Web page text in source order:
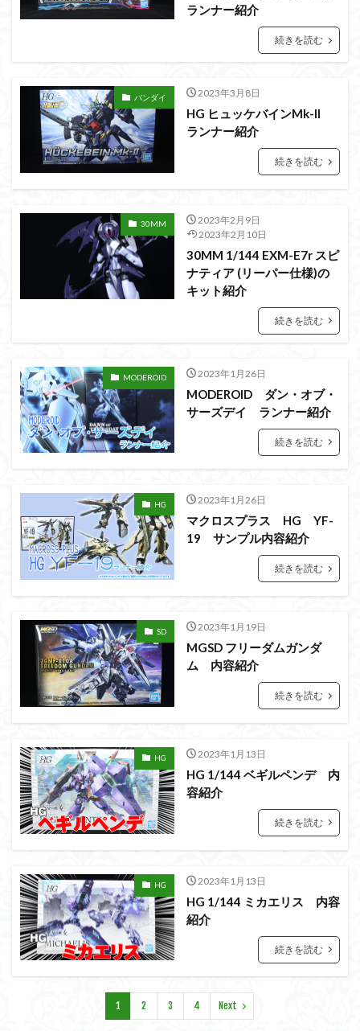
ランナー紹介
続きを読む
バンダイ 2023年3月8日
HG ヒュッケバインMk-II
ランナー紹介
続きを読む
30MM
2023年2月9日
2023年2月10日
30MM 1/144 EXM-E7r スピ
ナティア (リーパー仕様)の
キット紹介
続きを読む
MODEROID 2023年1月26日
MODEROID ダン・オブ・
サーズデイ ランナー紹介
続きを読む
HG 2023年1月26日
マクロスプラス HG YF-
19 サンプル内容紹介
続きを読む
SD 2023年1月19日
MGSD フリーダムガンダ
ム 内容紹介
続きを読む
HG 2023年1月13日
HG 1/144 ベギルペンデ 内
容紹介
続きを読む
HG 2023年1月13日
HG 1/144 ミカエリス 内容
紹介
続きを読む
1 2 3 4 Next
ゲッターアーク
ゲート処理
ゲート処理追加
ゴーダンナー
サムネ
シタデル
シタデルカラー
シャニマス
シンエヴァンゲリオン
シンデュアリティ
シン・エヴァンゲリオン劇場版
スパロボＯＧ
スミ入れ
スーパーロボット大戦
スーパーロボット大戦OG
セブンイレブン
ゼノギアス
ゾンビノイド
ダイスdeシタデル
ダメージ表現
チトセリウム
ティタノマキア
ドラゴンボール
ドラゴンボールZ
ナイチンゲール
ナデシコ
ハイパークロームAg
バトローグ
バンダイ
パトレイバー
パーツ紹介
ビルドメタバース
ファフナー
フィギュア
フィギュアライズスタンダード
フィギュアライズ・ラボ
フォーゼ
フルメカニクス
フル塗装
フレームアームズ・ガール
フレームミュージック・ガール
ブレンパワード
プラノサウルス
プラフィア
プラモ
プラモデル
プラモ紹介
プレミアムバンダイ
マクロスΔ
マクロスデルタ
マクロス７
マジンガーZ
マックスファクトリー
ムーミンハウス
メガミデバイス
メッキ風塗装
モデロイド
モルカー
ランナー紹介
レビュー ワタル
ワンピース
ヱヴァンゲリヲン
一番くじ
三国創傑伝
仮面ライダー
仮面ライダーアギト
仮面ライダードライブ
侵略ロボ
倉持ｷｮｰﾘｭｰ 元祖SD
全塗装
内容紹介
勇者王 化石
塗装
塗装組立キット
境界戦機
展示
平成ザクジム合戦R4
平成ザクジム合戦くらくら
平成ザクジム合戦くらくらR
平成ザクジム合戦くらくらR3
平成ザクジム合戦くらくらR4
平成ザクジム合戦くらくらR6